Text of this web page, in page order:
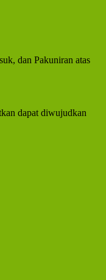
dan Pakuniran atas
dapat diwujudkan